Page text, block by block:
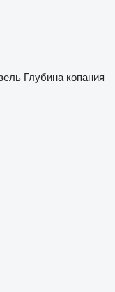
Глубина копания